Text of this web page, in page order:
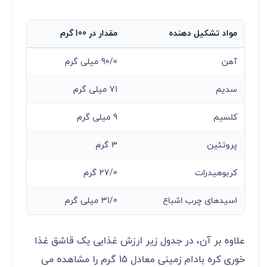
مواد تشکیل دهنده مقدار در 100 گرم
آهن 90/0 میلی گرم
سدیم 71 میلی گرم
کلسیم 9 میلی گرم
پروتئین 3 گرم
کربوهیدرات 27/0 گرم
اسیدهای چرب اشباع 31/0 میلی گرم
علاوه بر آن، در جدول زیر ارزش غذایی یک قاشق غذا
خوری کره بادام زمینی معادل 15 گرم را مشاهده می